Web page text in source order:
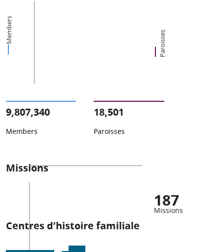
Members Paroisses
9,807,340
Members
18,501
Paroisses
Missions
187
Missions
Centres d’histoire familiale